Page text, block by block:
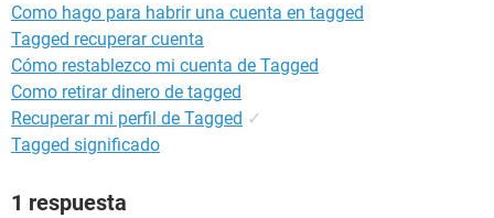
Como hago para habrir una cuenta en tagged
Tagged recuperar cuenta
Cómo restablezco mi cuenta de Tagged
Como retirar dinero de tagged
Recuperar mi perfil de Tagged ✓
Tagged significado
1 respuesta